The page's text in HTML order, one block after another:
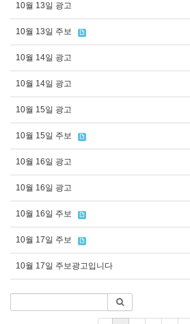
10월 13일 광고
10월 13일 주보
10월 14일 광고
10월 14일 광고
10월 15일 광고
10월 15일 주보
10월 16일 광고
10월 16일 광고
10월 16일 주보
10월 17일 주보
10월 17일 주보광고입니다